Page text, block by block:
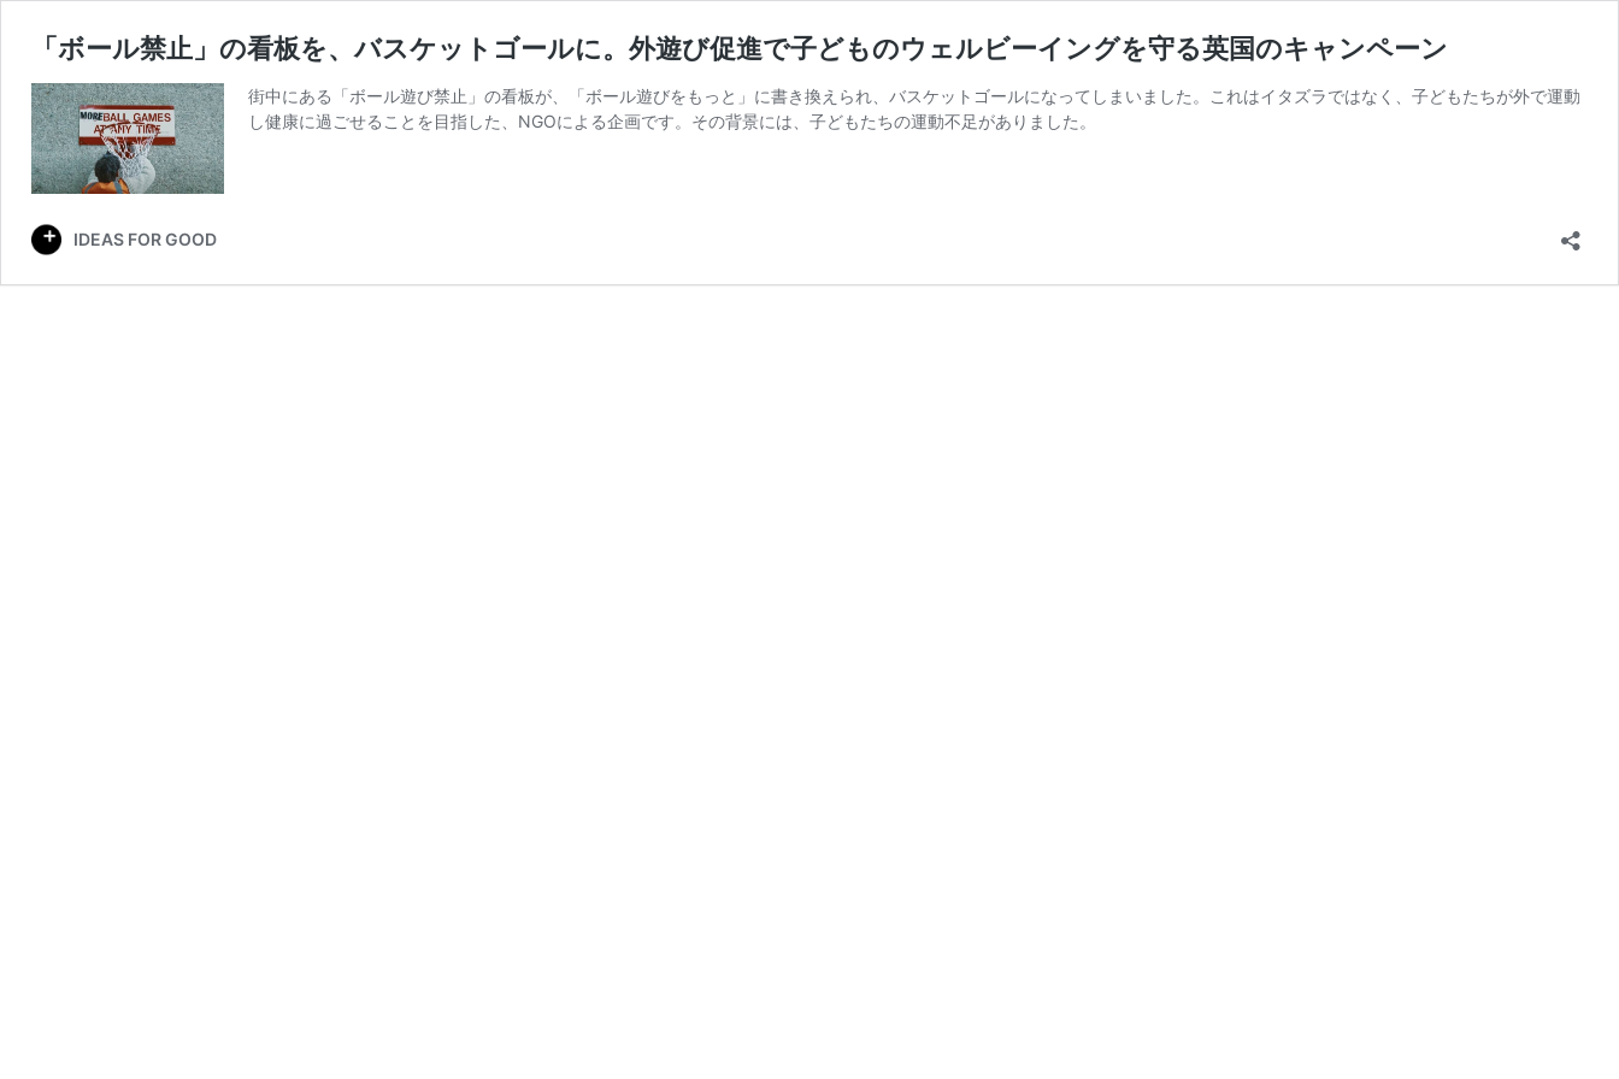
「ボール禁止」の看板を、バスケットゴールに。外遊び促進で子どものウェルビーイングを守る英国のキャンペーン
街中にある「ボール遊び禁止」の看板が、「ボール遊びをもっと」に書き換えられ、バスケットゴールになってしまいました。これはイタズラではなく、子どもたちが外で運動
し健康に過ごせることを目指した、NGOによる企画です。その背景には、子どもたちの運動不足がありました。
IDEAS FOR GOOD